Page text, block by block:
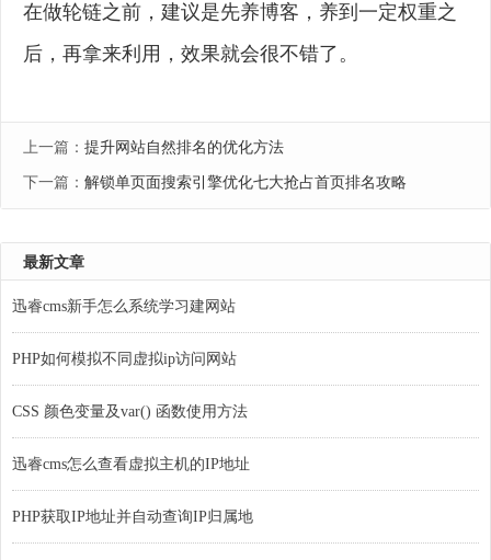
在做轮链之前，建议是先养博客，养到一定权重之
后，再拿来利用，效果就会很不错了。
上一篇： 提升网站自然排名的优化方法
下一篇： 解锁单页面搜索引擎优化七大抢占首页排名攻略
最新文章
迅睿cms新手怎么系统学习建网站
PHP如何模拟不同虚拟ip访问网站
CSS 颜色变量及var() 函数使用方法
迅睿cms怎么查看虚拟主机的IP地址
PHP获取IP地址并自动查询IP归属地